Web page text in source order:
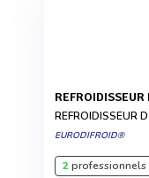
REFROIDISSEUR
EURODIFROID®
2professionnels